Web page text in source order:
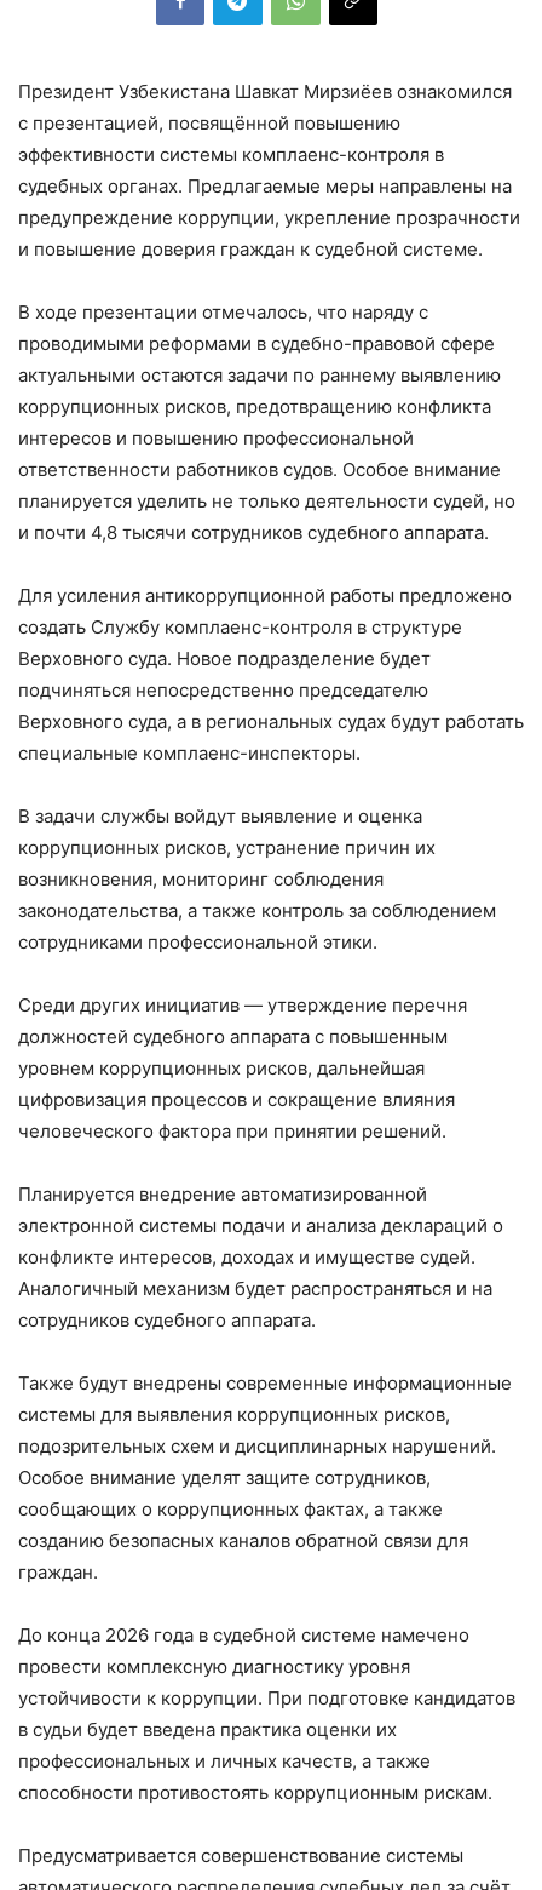
Президент Узбекистана Шавкат Мирзиёев ознакомился
с презентацией, посвящённой повышению
эффективности системы комплаенс-контроля в
судебных органах. Предлагаемые меры направлены на
предупреждение коррупции, укрепление прозрачности
и повышение доверия граждан к судебной системе.
В ходе презентации отмечалось, что наряду с
проводимыми реформами в судебно-правовой сфере
актуальными остаются задачи по раннему выявлению
коррупционных рисков, предотвращению конфликта
интересов и повышению профессиональной
ответственности работников судов. Особое внимание
планируется уделить не только деятельности судей, но
и почти 4,8 тысячи сотрудников судебного аппарата.
Для усиления антикоррупционной работы предложено
создать Службу комплаенс-контроля в структуре
Верховного суда. Новое подразделение будет
подчиняться непосредственно председателю
Верховного суда, а в региональных судах будут работать
специальные комплаенс-инспекторы.
В задачи службы войдут выявление и оценка
коррупционных рисков, устранение причин их
возникновения, мониторинг соблюдения
законодательства, а также контроль за соблюдением
сотрудниками профессиональной этики.
Среди других инициатив — утверждение перечня
должностей судебного аппарата с повышенным
уровнем коррупционных рисков, дальнейшая
цифровизация процессов и сокращение влияния
человеческого фактора при принятии решений.
Планируется внедрение автоматизированной
электронной системы подачи и анализа деклараций о
конфликте интересов, доходах и имуществе судей.
Аналогичный механизм будет распространяться и на
сотрудников судебного аппарата.
Также будут внедрены современные информационные
системы для выявления коррупционных рисков,
подозрительных схем и дисциплинарных нарушений.
Особое внимание уделят защите сотрудников,
сообщающих о коррупционных фактах, а также
созданию безопасных каналов обратной связи для
граждан.
До конца 2026 года в судебной системе намечено
провести комплексную диагностику уровня
устойчивости к коррупции. При подготовке кандидатов
в судьи будет введена практика оценки их
профессиональных и личных качеств, а также
способности противостоять коррупционным рискам.
Предусматривается совершенствование системы